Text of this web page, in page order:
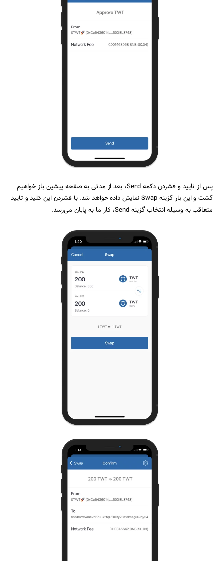
پس از تایید و فشردن دکمهSend، بعد از مدتی به صفحه پیشین باز خواهیم
گشت و این بار گزینهSwapنمایش داده خواهد شد. با فشردن این کلید و تایید
متعاقب به وسیله انتخاب گزینهSend، کار ما به پایان می‌رسد.